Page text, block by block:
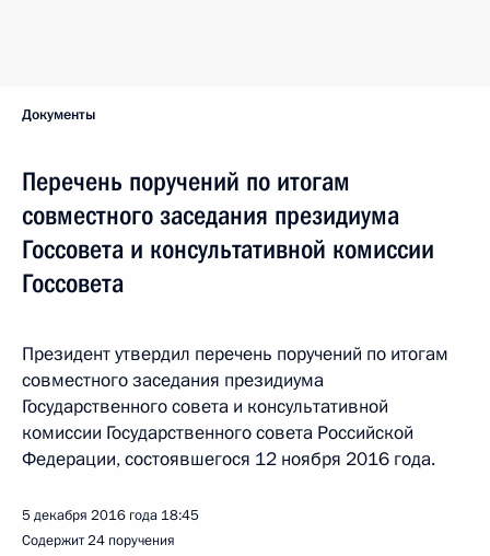
Документы
Перечень поручений по итогам
совместного заседания президиума
Госсовета и консультативной комиссии
Госсовета
Президент утвердил перечень поручений по итогам
совместного заседания президиума
Государственного совета и консультативной
комиссии Государственного совета Российской
Федерации, состоявшегося 12 ноября 2016 года.
5 декабря 2016 года 18:45
Содержит 24 поручения